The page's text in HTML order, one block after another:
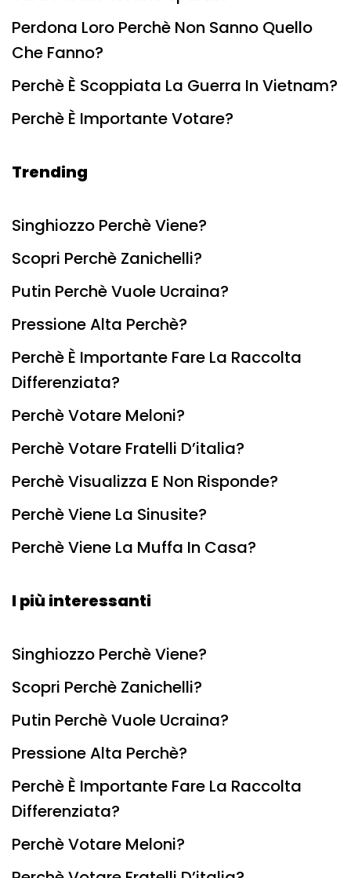
Perdona Loro Perchè Non Sanno Quello
Che Fanno?
Perchè È Scoppiata La Guerra In Vietnam?
Perchè È Importante Votare?
Trending
Singhiozzo Perchè Viene?
Scopri Perchè Zanichelli?
Putin Perchè Vuole Ucraina?
Pressione Alta Perchè?
Perchè È Importante Fare La Raccolta
Differenziata?
Perchè Votare Meloni?
Perchè Votare Fratelli D’italia?
Perchè Visualizza E Non Risponde?
Perchè Viene La Sinusite?
Perchè Viene La Muffa In Casa?
I più interessanti
Singhiozzo Perchè Viene?
Scopri Perchè Zanichelli?
Putin Perchè Vuole Ucraina?
Pressione Alta Perchè?
Perchè È Importante Fare La Raccolta
Differenziata?
Perchè Votare Meloni?